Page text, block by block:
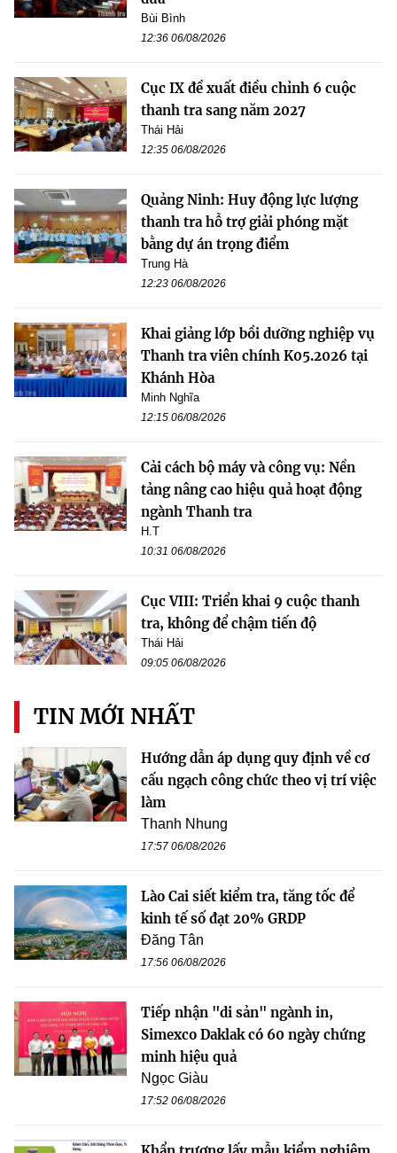
Bùi Bình
12:36 06/08/2026
Cục IX đề xuất điều chỉnh 6 cuộc
thanh tra sang năm 2027
Thái Hải
12:35 06/08/2026
Quảng Ninh: Huy động lực lượng
thanh tra hỗ trợ giải phóng mặt
bằng dự án trọng điểm
Trung Hà
12:23 06/08/2026
Khai giảng lớp bồi dưỡng nghiệp vụ
Thanh tra viên chính K05.2026 tại
Khánh Hòa
Minh Nghĩa
12:15 06/08/2026
Cải cách bộ máy và công vụ: Nền
tảng nâng cao hiệu quả hoạt động
ngành Thanh tra
H.T
10:31 06/08/2026
Cục VIII: Triển khai 9 cuộc thanh
tra, không để chậm tiến độ
Thái Hải
09:05 06/08/2026
TIN MỚI NHẤT
Hướng dẫn áp dụng quy định về cơ
cấu ngạch công chức theo vị trí việc
làm
Thanh Nhung
17:57 06/08/2026
Lào Cai siết kiểm tra, tăng tốc để
kinh tế số đạt 20% GRDP
Đăng Tân
17:56 06/08/2026
Tiếp nhận "di sản" ngành in,
Simexco Daklak có 60 ngày chứng
minh hiệu quả
Ngọc Giàu
17:52 06/08/2026